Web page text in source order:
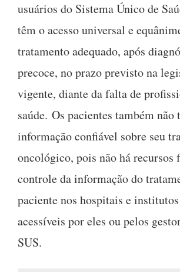
usuários do Sistema Único de
têm o acesso universal e
tratamento adequado, após
precoce, no prazo previsto na
vigente, diante da falta de
saúde. Os pacientes também não
informação confiável sobre seu
oncológico, pois não há recursos
controle da informação do
paciente nos hospitais e
acessíveis por eles ou pelos
SUS.